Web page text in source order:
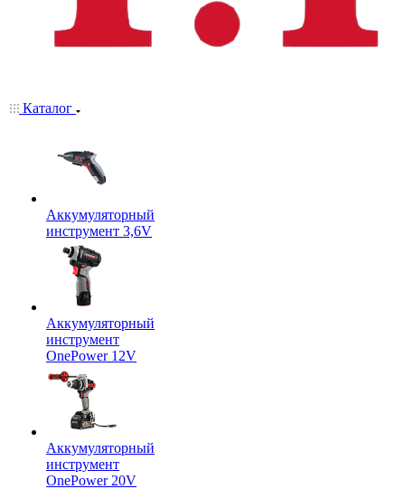
Каталог
Аккумуляторный
инструмент 3,6V
Аккумуляторный
инструмент
OnePower 12V
Аккумуляторный
инструмент
OnePower 20V